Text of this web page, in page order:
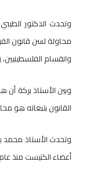
محاولة لسن قانون
وانقسام
وبين الأستاذ بركة أن
القانون بتبعاته هو
أعضاء الكنيست منذ عام 2011، مشيراً إلى أن رئيس الوزراء الإسرائيلي بنيامين نتانياهو قد واجه كل المطالب التي دعت لتضمين القانون، وأقره قصراً.